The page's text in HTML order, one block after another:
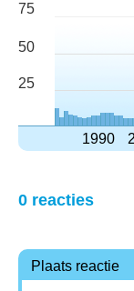
75
50
25
1990
0 reacties
Plaats reactie